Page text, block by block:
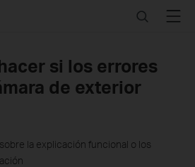
SearchMenu
si los errores
de exterior
la explicación funcional o los